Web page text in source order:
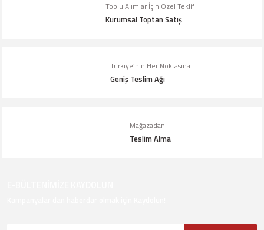
Toplu Alımlar İçin Özel Teklif
Kurumsal Toptan Satış
Türkiye’nin Her Noktasına
Geniş Teslim Ağı
Mağazadan
Teslim Alma